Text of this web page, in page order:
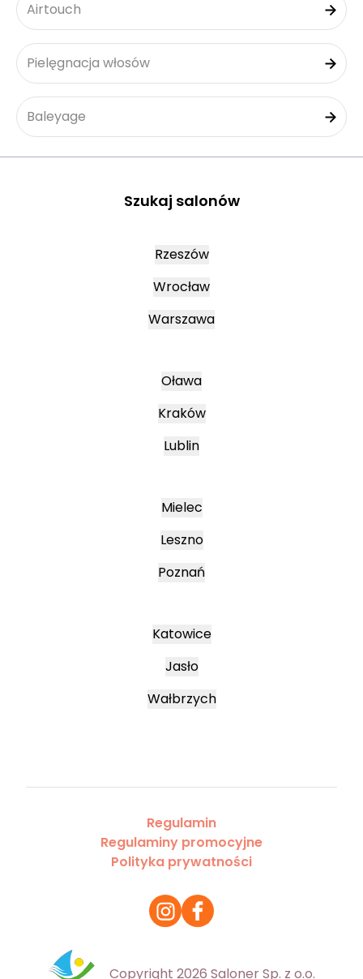
Airtouch
Pielęgnacja włosów
Baleyage
Szukaj salonów
Rzeszów
Wrocław
Warszawa
Oława
Kraków
Lublin
Mielec
Leszno
Poznań
Katowice
Jasło
Wałbrzych
Regulamin
Regulaminy promocyjne
Polityka prywatności
Copyright 2026 Saloner Sp. z o.o.